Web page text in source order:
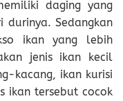
daging yang
Sedangkan
ikan yang lebih
jenis ikan kecil
kacang, ikan kurisi
ikan tersebut cocok